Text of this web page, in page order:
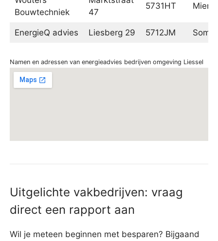
Bouwtechniek
47
5731HT Mierlo
EnergieQ advies Liesberg 29 5712JM
Namen en adressen van energieadvies bedrijven omgeving Liessel
Uitgelichte vakbedrijven: vraag
direct een rapport aan
Wil je meteen beginnen met besparen? Bijgaand